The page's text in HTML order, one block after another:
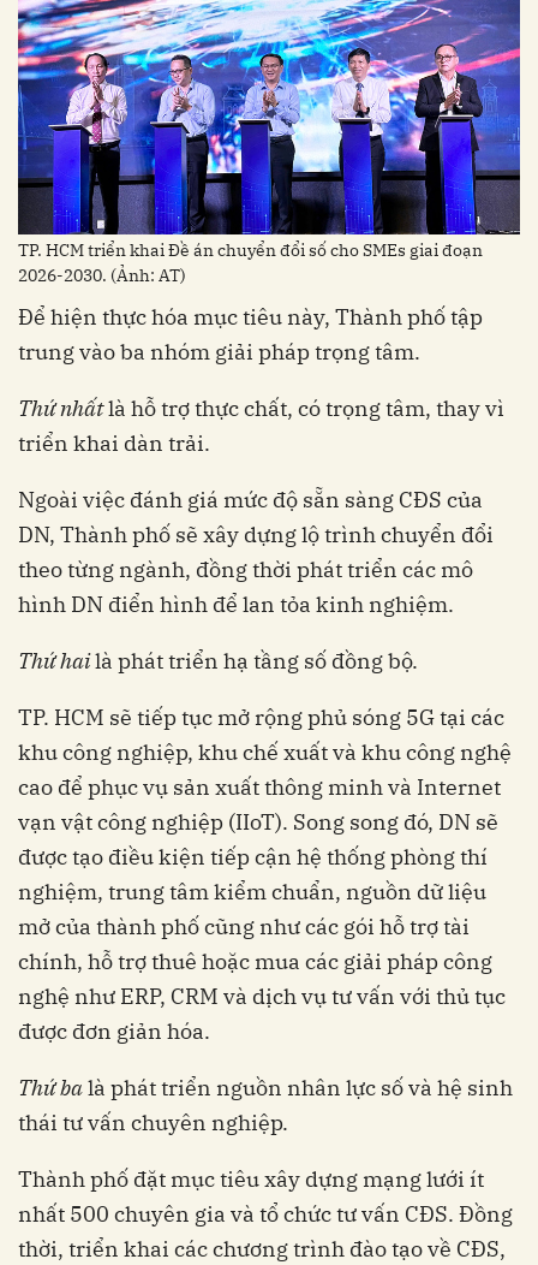
TP. HCM triển khai Đề án chuyển đổi số cho SMEs giai đoạn
2026-2030. (Ảnh: AT)
Để hiện thực hóa mục tiêu này, Thành phố tập
trung vào ba nhóm giải pháp trọng tâm.
Thứ nhấtlà hỗ trợ thực chất, có trọng tâm, thay vì
triển khai dàn trải.
Ngoài việc đánh giá mức độ sẵn sàng CĐS của
DN, Thành phố sẽ xây dựng lộ trình chuyển đổi
theo từng ngành, đồng thời phát triển các mô
hình DN điển hình để lan tỏa kinh nghiệm.
Thứ hailà phát triển hạ tầng số đồng bộ.
TP. HCM sẽ tiếp tục mở rộng phủ sóng 5G tại các
khu công nghiệp, khu chế xuất và khu công nghệ
cao để phục vụ sản xuất thông minh và Internet
vạn vật công nghiệp (IIoT). Song song đó, DN sẽ
được tạo điều kiện tiếp cận hệ thống phòng thí
nghiệm, trung tâm kiểm chuẩn, nguồn dữ liệu
mở của thành phố cũng như các gói hỗ trợ tài
chính, hỗ trợ thuê hoặc mua các giải pháp công
nghệ như ERP, CRM và dịch vụ tư vấn với thủ tục
được đơn giản hóa.
Thứ balà phát triển nguồn nhân lực số và hệ sinh
thái tư vấn chuyên nghiệp.
Thành phố đặt mục tiêu xây dựng mạng lưới ít
nhất 500 chuyên gia và tổ chức tư vấn CĐS. Đồng
thời, triển khai các chương trình đào tạo về CĐS,